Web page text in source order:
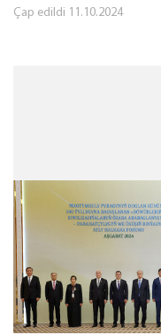
Çap edildi 11.10.2024